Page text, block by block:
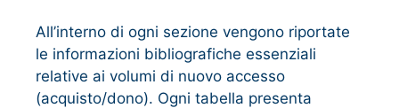
All’interno di ogni sezione vengono riportate
le informazioni bibliografiche essenziali
relative ai volumi di nuovo accesso
(acquisto/dono). Ogni tabella presenta